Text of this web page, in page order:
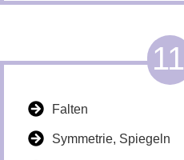
11
Falten
Symmetrie, Spiegeln